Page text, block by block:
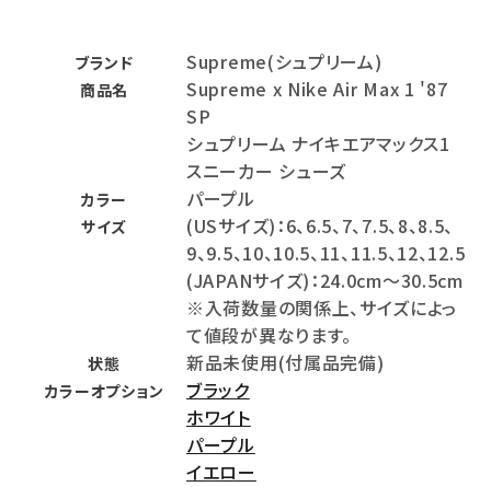
ブランド Supreme(シュプリーム)
商品名
Supreme x Nike Air Max 1 '87
SP
シュプリーム ナイキエアマックス1
スニーカー シューズ
カラー パープル
サイズ
(USサイズ)：6、6.5、7、7.5、8、8.5、
9、9.5、10、10.5、11、11.5、12、12.5
(JAPANサイズ)：24.0cm～30.5cm
※入荷数量の関係上、サイズによっ
て値段が異なります。
状態 新品未使用(付属品完備)
カラーオプション
ブラック
ホワイト
パープル
イエロー